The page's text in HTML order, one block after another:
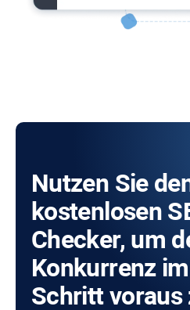
Nutzen Sie
kostenlosen
Checker, um
Konkurrenz
Schritt voraus